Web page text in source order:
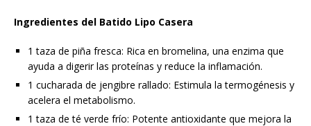
Ingredientes del Batido Lipo Casera
1 taza de piña fresca: Rica en bromelina, una enzima que
ayuda a digerir las proteínas y reduce la inflamación.
1 cucharada de jengibre rallado: Estimula la termogénesis y
acelera el metabolismo.
1 taza de té verde frío: Potente antioxidante que mejora la